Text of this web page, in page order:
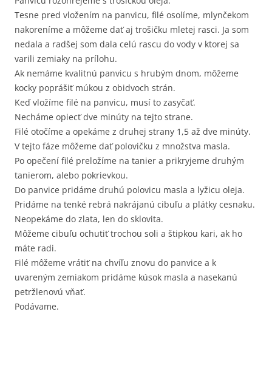
Tesne pred vložením na panvicu, filé osolíme, mlynčekom
nakoreníme a môžeme dať aj trošičku mletej rasci. Ja som
nedala a radšej som dala celú rascu do vody v ktorej sa
varili zemiaky na prílohu.
Ak nemáme kvalitnú panvicu s hrubým dnom, môžeme
kocky poprášiť múkou z obidvoch strán.
Keď vložíme filé na panvicu, musí to zasyčať.
Necháme opiecť dve minúty na tejto strane.
Filé otočíme a opekáme z druhej strany 1,5 až dve minúty.
V tejto fáze môžeme dať polovičku z množstva masla.
Po opečení filé preložíme na tanier a prikryjeme druhým
tanierom, alebo pokrievkou.
Do panvice pridáme druhú polovicu masla a lyžicu oleja.
Pridáme na tenké rebrá nakrájanú cibuľu a plátky cesnaku.
Neopekáme do zlata, len do sklovita.
Môžeme cibuľu ochutiť trochou soli a štipkou kari, ak ho
máte radi.
Filé môžeme vrátiť na chvíľu znovu do panvice a k
uvareným zemiakom pridáme kúsok masla a nasekanú
petržlenovú vňať.
Podávame.